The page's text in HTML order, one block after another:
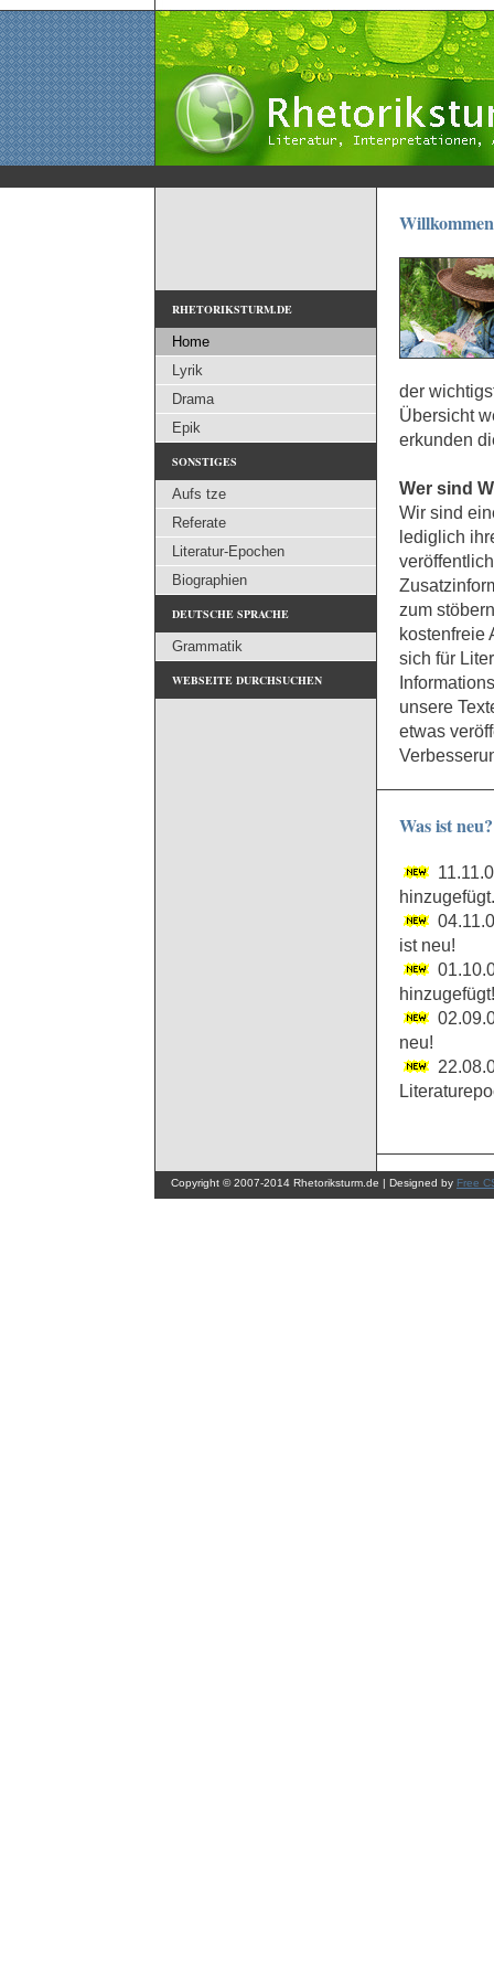
der
Übersicht
erkunden
Wer sind
Wir sind
lediglich
zum
kostenfreie
sich für
unsere
etwas
Was ist neu?
hinzugefügt.
ist neu!
hinzugefügt!
neu!
RHETORIKSTURM.DE
Home
Lyrik
Drama
Epik
SONSTIGES
Aufs tze
Referate
Literatur-Epochen
Biographien
DEUTSCHE SPRACHE
Grammatik
WEBSEITE DURCHSUCHEN
Copyright © 2007-2014 Rhetoriksturm.de | Designed by Free